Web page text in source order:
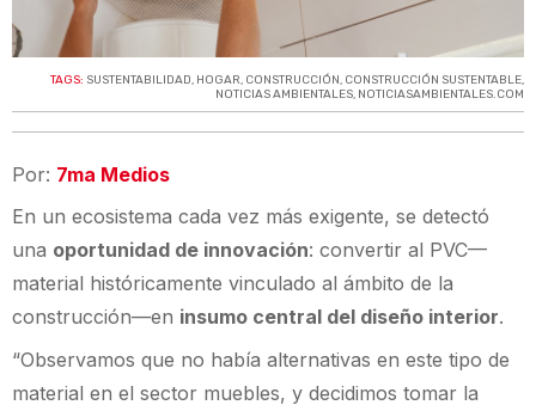
TAGS: SUSTENTABILIDAD, HOGAR, CONSTRUCCIÓN, CONSTRUCCIÓN SUSTENTABLE,
NOTICIAS AMBIENTALES, NOTICIASAMBIENTALES.COM
Por: 7ma Medios
En un ecosistema cada vez más exigente, se detectó
una oportunidad de innovación: convertir al PVC—
material históricamente vinculado al ámbito de la
construcción—en insumo central del diseño interior.
“Observamos que no había alternativas en este tipo de
material en el sector muebles, y decidimos tomar la